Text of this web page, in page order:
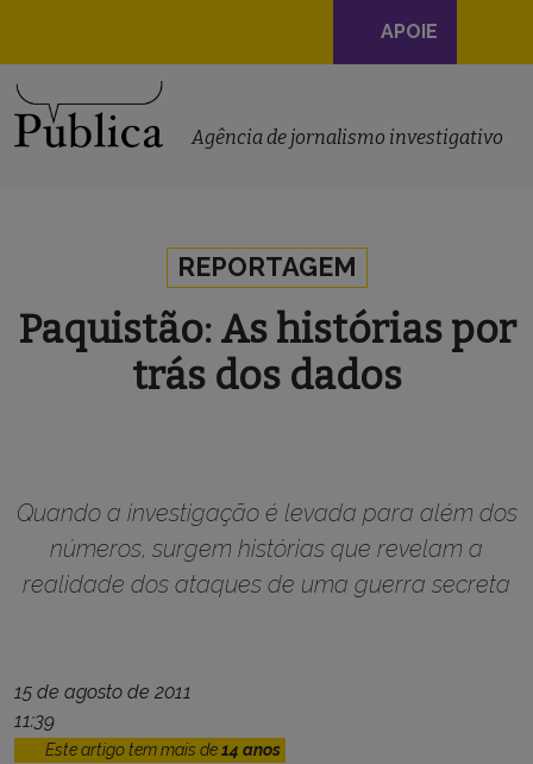
Navegação
principal
APOIE
Agência de jornalismo investigativo
REPORTAGEM
Paquistão: As histórias por
trás dos dados
Quando a investigação é levada para além dos
números, surgem histórias que revelam a
realidade dos ataques de uma guerra secreta
15 de agosto de 2011
11:39
Este artigo tem mais de14 anos